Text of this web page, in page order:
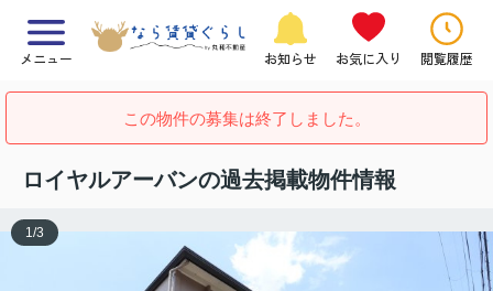
メニュー お知らせ お気に入り 閲覧履歴
この物件の募集は終了しました。
ロイヤルアーバンの過去掲載物件情報
1/3